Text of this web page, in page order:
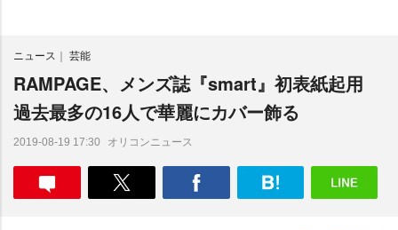
ニュース 芸能
RAMPAGE、メンズ誌『smart』初表紙起用
過去最多の16人で華麗にカバー飾る
2019-08-19 17:30 オリコンニュース